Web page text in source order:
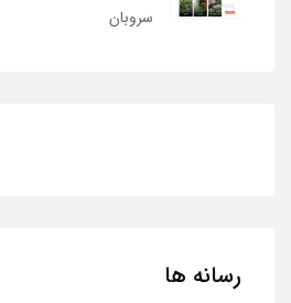
سروبان
رسانه ها